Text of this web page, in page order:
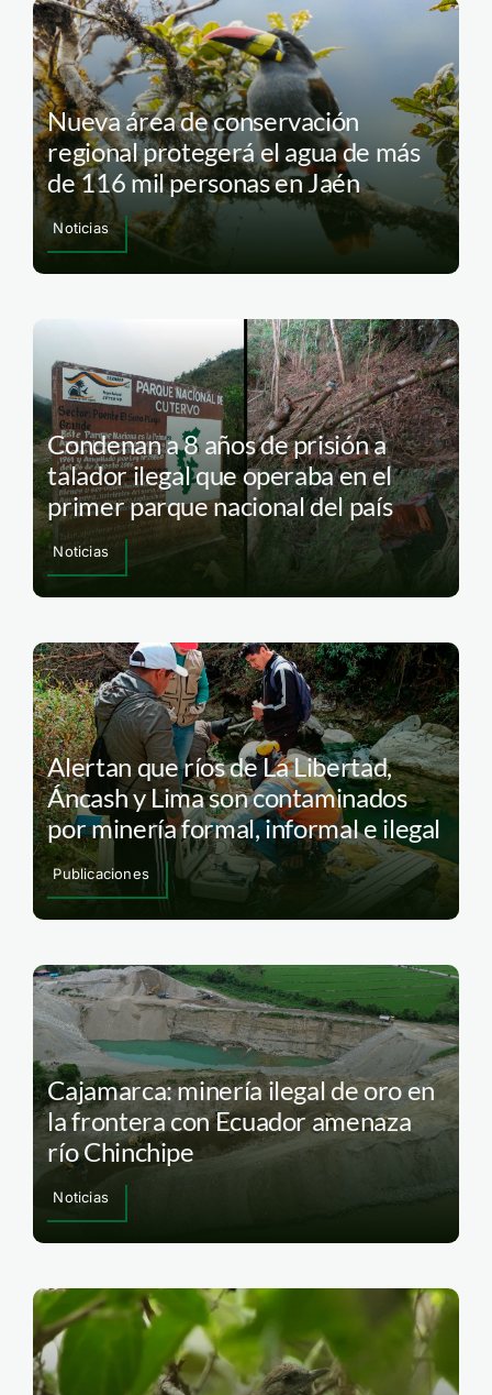
Nueva área de conservación
regional protegerá el agua de más
de 116 mil personas en Jaén
Noticias
Condenan a 8 años de prisión a
talador ilegal que operaba en el
primer parque nacional del país
Noticias
Alertan que ríos de La Libertad,
Áncash y Lima son contaminados
por minería formal, informal e ilegal
Publicaciones
Cajamarca: minería ilegal de oro en
la frontera con Ecuador amenaza
río Chinchipe
Noticias